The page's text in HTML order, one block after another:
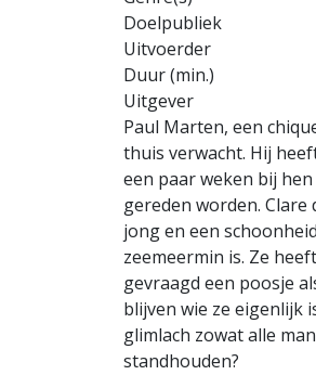
Doelpubliek
Uitvoerder
Duur (min.)
Uitgever
Paul Marten, een
thuis verwacht. Hij
een paar weken bij
gereden worden.
jong en een
zeemeermin is. Ze
gevraagd een poosje
blijven wie ze eigenlijk
glimlach zowat alle
standhouden?